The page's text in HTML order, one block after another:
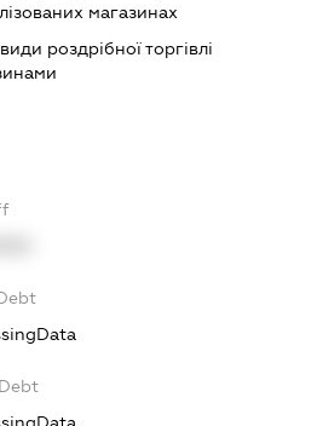
магазинах
роздрібної торгівлі